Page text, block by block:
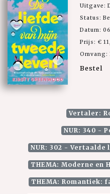
Uitgave:
Status:
Datum:
Prijs: €
Omvang:
Bestel
Vertaler:
NUR: 340 -
NUR: 302 -
THEMA: Moderne en
THEMA: Romantiek: